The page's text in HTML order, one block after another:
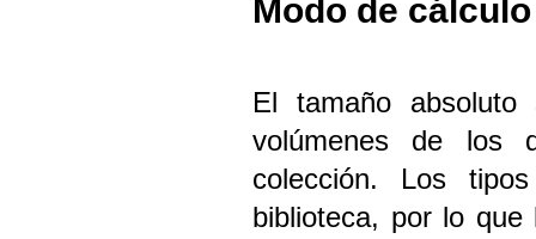
Modo de cálculo
El tamaño
volúmenes de los
colección. Los
biblioteca, por lo